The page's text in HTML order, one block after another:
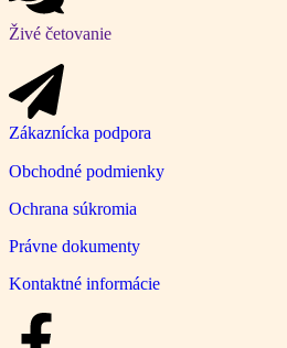
Živé četovanie
Zákaznícka podpora
Obchodné podmienky
Ochrana súkromia
Právne dokumenty
Kontaktné informácie